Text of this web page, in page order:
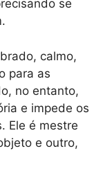
se
calmo,
para as
no entanto,
e impede os
Ele é mestre
e outro,